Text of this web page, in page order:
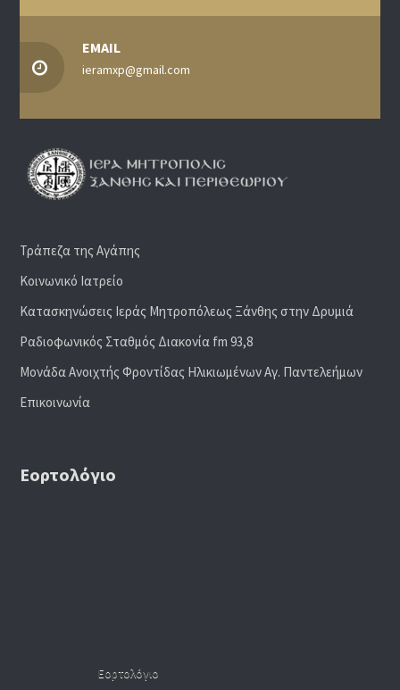
EMAIL
ieramxp@gmail.com
Τράπεζα της Αγάπης
Κοινωνικό Ιατρείο
Κατασκηνώσεις Ιεράς Μητροπόλεως Ξάνθης στην Δρυμιά
Ραδιoφωνικός Σταθμός Διακονία fm 93,8
Μονάδα Ανοιχτής Φροντίδας Ηλικιωμένων Αγ. Παντελεήμων
Επικοινωνία
Εορτολόγιο
Εορτολόγιο